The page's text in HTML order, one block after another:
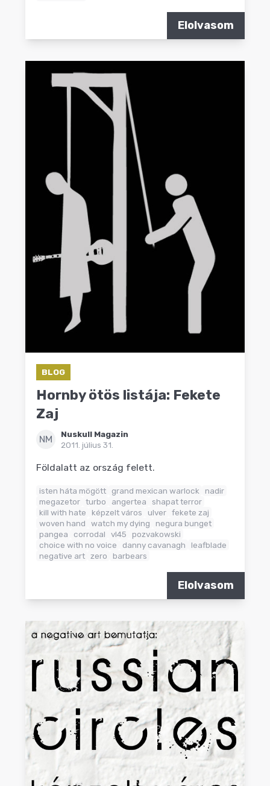
Elolvasom
BLOG
Hornby ötös listája: Fekete
Zaj
NM
Nuskull Magazin
2011. július 31.
Földalatt az ország felett.
isten háta mögött grand mexican warlock
nadir
megazetor turbo angertea
shapat terror
kill with hate
képzelt város ulver fekete zaj
woven hand
watch my dying
negura bunget
pangea
corrodal vl45
pozvakowski
choice with no voice
danny cavanagh
leafblade
negative art zero barbears
Elolvasom